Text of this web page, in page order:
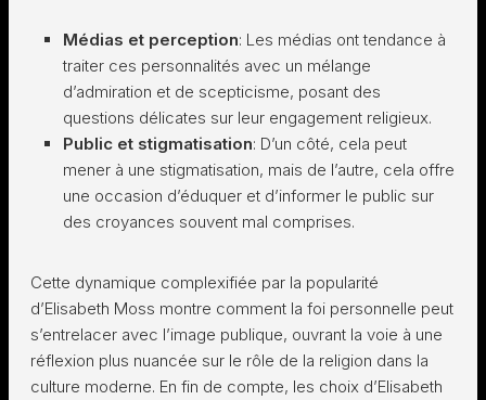
Médias et perception: Les médias ont tendance à
traiter ces personnalités avec un mélange
d’admiration et de scepticisme, posant des
questions délicates sur leur engagement religieux.
Public et stigmatisation: D’un côté, cela peut
mener à une stigmatisation, mais de l’autre, cela offre
une occasion d’éduquer et d’informer le public sur
des croyances souvent mal comprises.
Cette dynamique complexifiée par la popularité
d’Elisabeth Moss montre comment la foi personnelle peut
s’entrelacer avec l’image publique, ouvrant la voie à une
réflexion plus nuancée sur le rôle de la religion dans la
culture moderne. En fin de compte, les choix d’Elisabeth